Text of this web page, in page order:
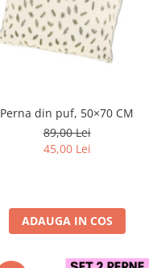
Perna din puf, 50×70 CM
89,00 Lei
45,00 Lei
ADAUGA IN COS